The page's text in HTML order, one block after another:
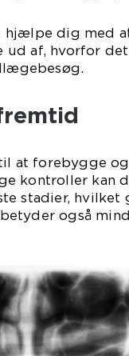
hjælpe dig med
af, hvorfor
at forebygge
kontroller kan
stadier, hvilket
også